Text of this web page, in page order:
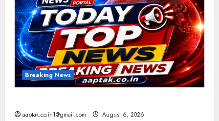
Breaking News
aaptak.co.in1@gmail.com August 6, 2026